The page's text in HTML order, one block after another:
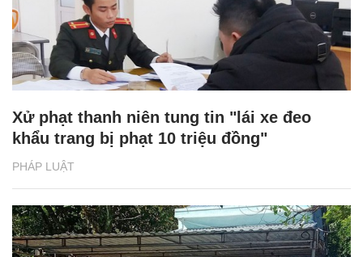
PHÁP LUẬT
Xử phạt thanh niên tung tin "lái xe đeo
khẩu trang bị phạt 10 triệu đồng"